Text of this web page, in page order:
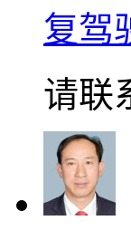
复驾
请联